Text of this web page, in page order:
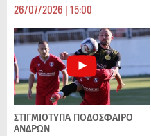
26/07/2026 | 15:00
ΣΤΙΓΜΙΟΤΥΠΑ ΠΟΔΌΣΦΑΙΡΟ
ΑΝΔΡΏΝ